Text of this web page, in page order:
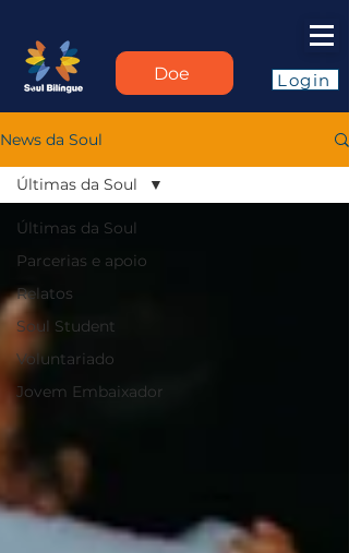
Doe Login
News da Soul
Últimas da Soul
Parcerias e apoio
Relatos
Soul Student
Voluntariado
Jovem Embaixador
Últimas da Soul